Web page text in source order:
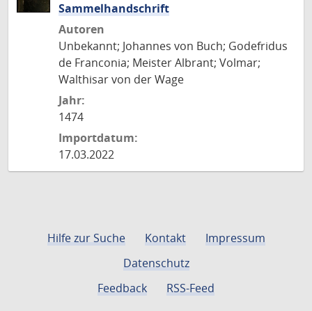
Sammelhandschrift
Autoren
Unbekannt; Johannes von Buch; Godefridus
de Franconia; Meister Albrant; Volmar;
Walthisar von der Wage
Jahr:
1474
Importdatum:
17.03.2022
Hilfe zur Suche Kontakt
Impressum
Datenschutz
Feedback
RSS-Feed